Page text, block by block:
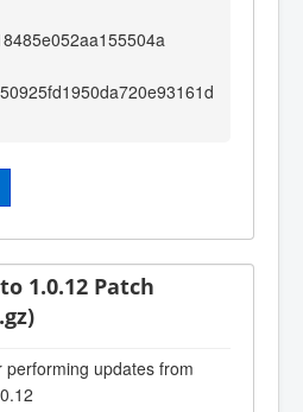
1.0.12 Patch
updates from